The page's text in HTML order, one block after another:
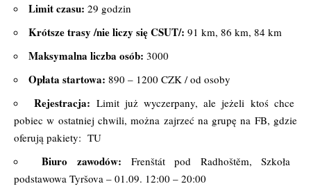
Limit czasu: 29 godzin
Krótsze trasy /nie liczy się CSUT/: 91 km, 86 km, 84 km
Maksymalna liczba osób: 3000
Opłata startowa: 890 – 1200 CZK / od osoby
Rejestracja: Limit już wyczerpany, ale jeżeli ktoś chce
pobiec w ostatniej chwili, można zajrzeć na grupę na FB, gdzie
oferują pakiety: TU
Biuro zawodów: Frenštát pod Radhoštěm, Szkoła
podstawowa Tyršova – 01.09. 12:00 – 20:00